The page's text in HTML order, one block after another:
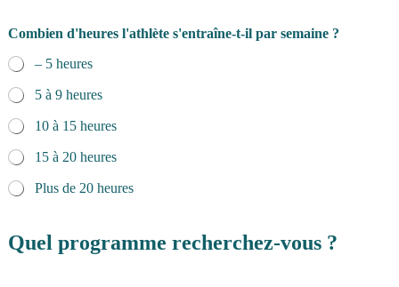
Combien d'heures l'athlète s'entraîne-t-il par semaine ?
– 5 heures
5 à 9 heures
10 à 15 heures
15 à 20 heures
Plus de 20 heures
u
tQuel programme recherchez-vous ?